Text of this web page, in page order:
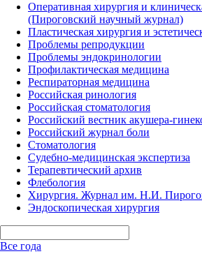
Оперативная хирургия и
(Пироговский научный журнал)
Пластическая хирургия и
Проблемы репродукции
Проблемы эндокринологии
Профилактическая медицина
Респираторная медицина
Российская ринология
Российская стоматология
Российский вестник акушера-
Российский журнал боли
Стоматология
Судебно-медицинская экспертиза
Терапевтический архив
Флебология
Хирургия. Журнал им. Н.И.
Эндоскопическая хирургия
Все года